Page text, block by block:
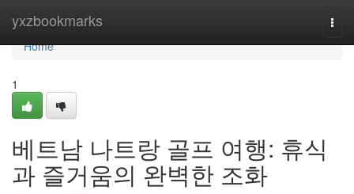
yxzbookmarks
Home
Home
1
베트남 나트랑 골프 여행: 휴식
과 즐거움의 완벽한 조화